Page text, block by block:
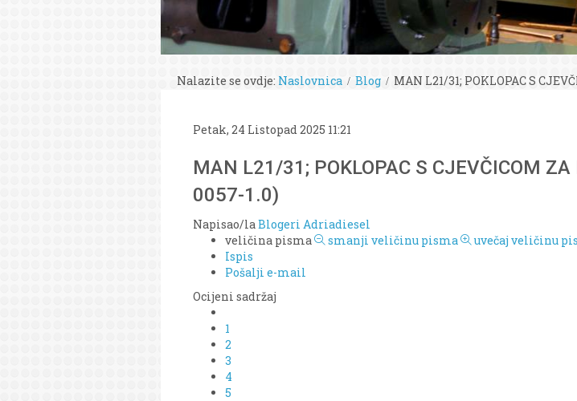
Nalazite se ovdje: Naslovnica Blog MAN L21/31; POKLOPAC S
Petak, 24 Listopad 2025 11:21
MAN L21/31; POKLOPAC S CJEVČICOM
0057-1.0)
Napisao/laBlogeri Adriadiesel
veličina pisma
smanji veličinu pisma
uvečaj veličinu
Ispis
Pošalji e-mail
Ocijeni sadržaj
1
2
3
4
5